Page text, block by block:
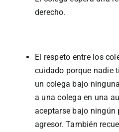
derecho.
El respeto entre los
cuidado porque nadie
un colega bajo
a una colega en una
aceptarse bajo ningún
agresor. También